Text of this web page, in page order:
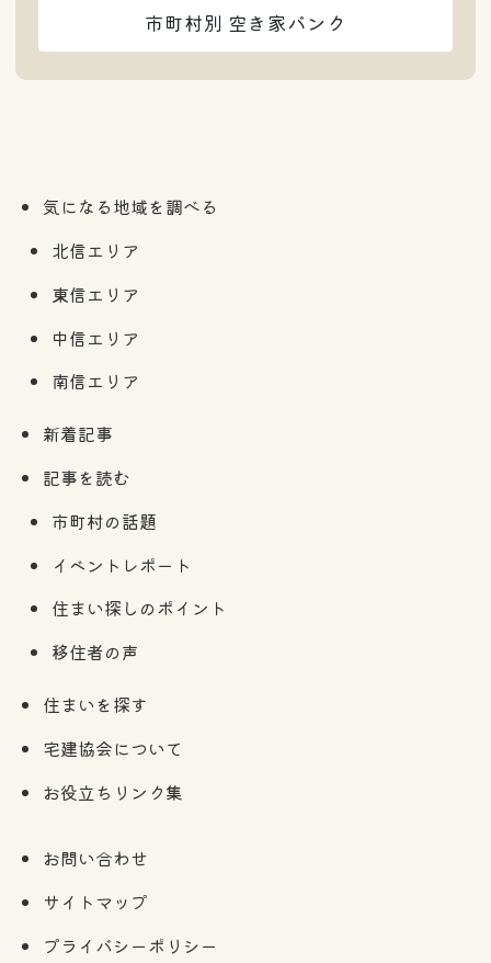
市町村別 空き家バンク
気になる地域を調べる
北信エリア
東信エリア
中信エリア
南信エリア
新着記事
記事を読む
市町村の話題
イベントレポート
住まい探しのポイント
移住者の声
住まいを探す
宅建協会について
お役立ちリンク集
お問い合わせ
サイトマップ
プライバシーポリシー